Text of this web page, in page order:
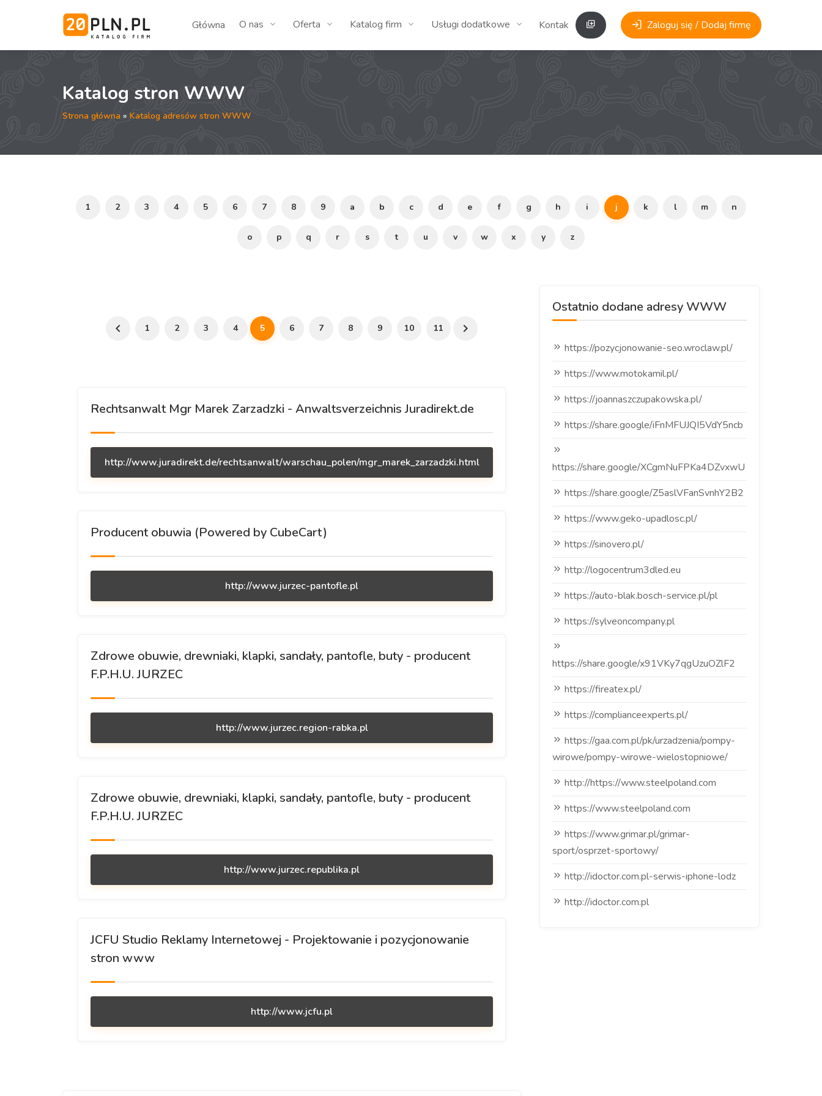
Główna O nas Oferta Katalog firm Usługi dodatkowe Kontakt Zaloguj się / Dodaj firmę
Katalog stron WWW
Strona główna » Katalog adresów stron WWW
1 2 3 4 5 6 7 8 9 a b c d e f g h i j k l m n
o p q r s t u v w x y z
1 2 3 4 5 6 7 8 9 10 11
Rechtsanwalt Mgr Marek Zarzadzki - Anwaltsverzeichnis Juradirekt.de
http://www.juradirekt.de/rechtsanwalt/warschau_polen/mgr_marek_zarzadzki.html
Producent obuwia (Powered by CubeCart)
http://www.jurzec-pantofle.pl
Zdrowe obuwie, drewniaki, klapki, sandały, pantofle, buty - producent
F.P.H.U. JURZEC
http://www.jurzec.region-rabka.pl
Zdrowe obuwie, drewniaki, klapki, sandały, pantofle, buty - producent
F.P.H.U. JURZEC
http://www.jurzec.republika.pl
JCFU Studio Reklamy Internetowej - Projektowanie i pozycjonowanie
stron www
http://www.jcfu.pl
Ostatnio dodane adresy WWW
https://pozycjonowanie-seo.wroclaw.pl/
https://www.motokamil.pl/
https://joannaszczupakowska.pl/
https://share.google/iFnMFUJQI5VdY5ncb
https://share.google/XCgmNuFPKa4DZvxwU
https://share.google/Z5aslVFanSvnhY2B2
https://www.geko-upadlosc.pl/
https://sinovero.pl/
http://logocentrum3dled.eu
https://auto-blak.bosch-service.pl/pl
https://sylveoncompany.pl
https://share.google/x91VKy7qgUzuOZlF2
https://fireatex.pl/
https://complianceexperts.pl/
https://gaa.com.pl/pk/urzadzenia/pompy-
wirowe/pompy-wirowe-wielostopniowe/
http://https://www.steelpoland.com
https://www.steelpoland.com
https://www.grimar.pl/grimar-
sport/osprzet-sportowy/
http://idoctor.com.pl-serwis-iphone-lodz
http://idoctor.com.pl